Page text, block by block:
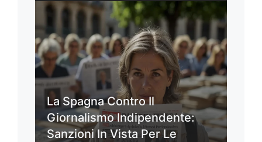
La Spagna Contro Il
Giornalismo Indipendente:
Sanzioni In Vista Per Le